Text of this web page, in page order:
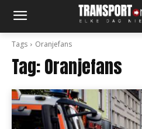
Tags Oranjefans
Tag:Oranjefans